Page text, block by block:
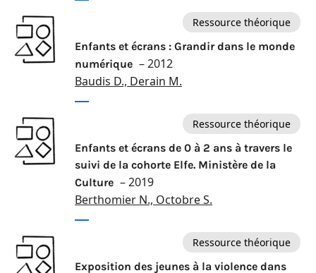
Ressource théorique
Enfants et écrans : Grandir dans le monde
numérique – 2012
Baudis D., Derain M.
Ressource théorique
Enfants et écrans de 0 à 2 ans à travers le
suivi de la cohorte Elfe. Ministère de la
Culture – 2019
Berthomier N., Octobre S.
Ressource théorique
Exposition des jeunes à la violence dans